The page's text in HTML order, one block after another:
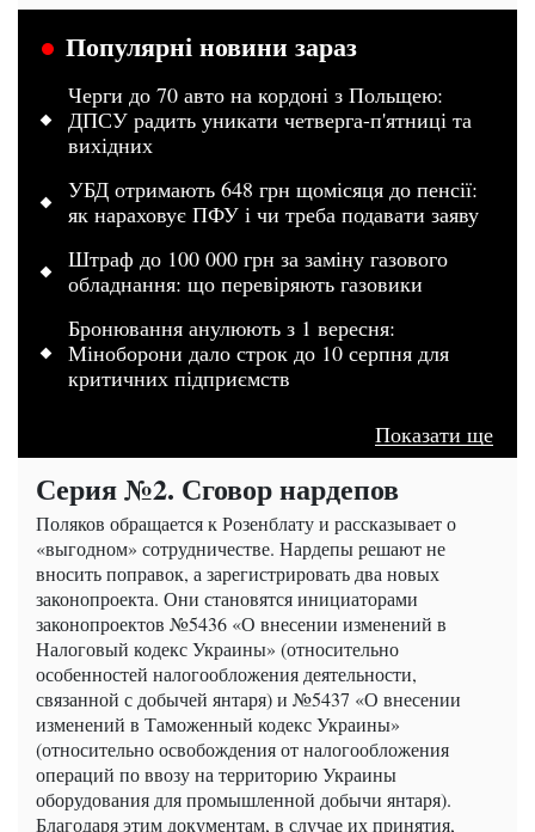
Популярні новини зараз
Черги до 70 авто на кордоні з Польщею:
ДПСУ радить уникати четверга-п'ятниці та
вихідних
УБД отримають 648 грн щомісяця до пенсії:
як нараховує ПФУ і чи треба подавати заяву
Штраф до 100 000 грн за заміну газового
обладнання: що перевіряють газовики
Бронювання анулюють з 1 вересня:
Міноборони дало строк до 10 серпня для
критичних підприємств
Показати ще
Серия №2. Сговор нардепов
Поляков обращается к Розенблату и рассказывает о
«выгодном» сотрудничестве. Нардепы решают не
вносить поправок, а зарегистрировать два новых
законопроекта. Они становятся инициаторами
законопроектов №5436 «О внесении изменений в
Налоговый кодекс Украины» (относительно
особенностей налогообложения деятельности,
связанной с добычей янтаря) и №5437 «О внесении
изменений в Таможенный кодекс Украины»
(относительно освобождения от налогообложения
операций по ввозу на территорию Украины
оборудования для промышленной добычи янтаря).
Благодаря этим документам, в случае их принятия,